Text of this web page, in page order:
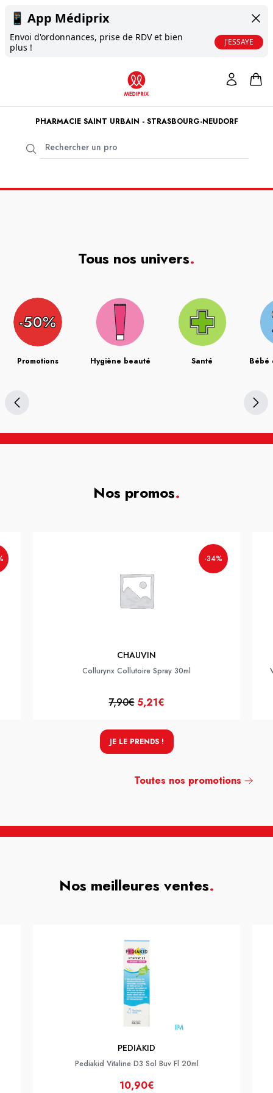
📱 App Médiprix
Envoi d'ordonnances, prise de RDV et bien
plus !
J'ESSAYE
PHARMACIE SAINT URBAIN - STRASBOURG-NEUDORF
Tous nos univers.
Promotions Hygiène beauté Santé Bébé
Nos promos.
-34%
CHAUVIN
Collurynx Collutoire Spray 30ml
7,90€ 5,21€
JE LE PRENDS !
Toutes nos promotions
Nos meilleures ventes.
PEDIAKID
Pediakid Vitaline D3 Sol Buv Fl 20ml
10,90€